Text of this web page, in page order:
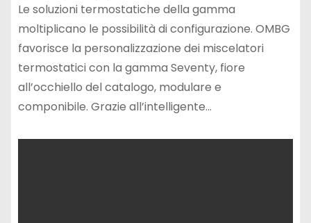
Le soluzioni termostatiche della gamma
moltiplicano le possibilità di configurazione. OMBG
favorisce la personalizzazione dei miscelatori
termostatici con la gamma Seventy, fiore
all’occhiello del catalogo, modulare e
componibile. Grazie all’intelligente…